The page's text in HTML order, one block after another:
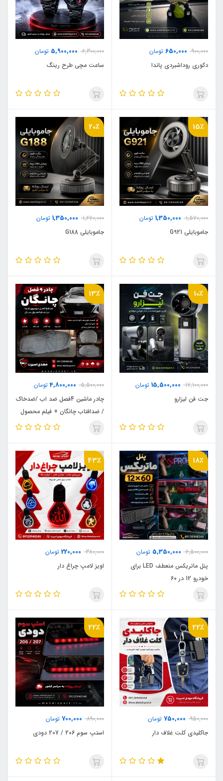
900,000
650,000 تومان
دکوری روداشبردی پاندا
6,300,000
5,900,000 تومان
ساعت مچی طرح رینگ
15٪
1,570,000
1,350,000 تومان
جاموبایلی G921
20٪
1,670,000
1,350,000 تومان
جاموبایلی G188
10٪
17,100,000
15,500,000 تومان
جت فن لیزارو
13٪
5,500,000
4,800,000تومان
چادر ماشین 4فصل ضد اب /ضدخاک
/ ضدافتاب چانگان + فیلم محصول
18٪
6,500,000
5,350,000 تومان
پنل ماتریکس منعطف LED برای
خودرو 12 در 60
43٪
380,000
220,000 تومان
اویز لامپ چراغ دار
22٪
950,000
750,000 تومان
جاکلیدی کلت غلاف دار
22٪
890,000
700,000 تومان
استپ سوم 206 / 207 دودی